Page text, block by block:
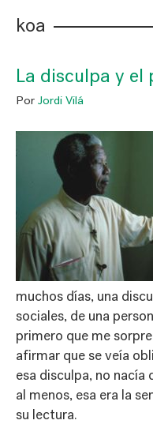
koa
La disculpa y el
Por Jordi Vilá
muchos días, una
sociales, de una
primero que me
afirmar que se veía
esa disculpa, no nacía
al menos, esa era la
su lectura.